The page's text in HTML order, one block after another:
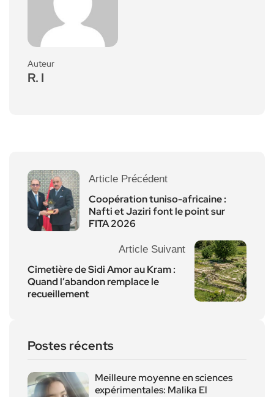
Auteur
R. I
Article Précédent
Coopération tuniso-africaine :
Nafti et Jaziri font le point sur
FITA 2026
Article Suivant
Cimetière de Sidi Amor au Kram :
Quand l’abandon remplace le
recueillement
Postes récents
Meilleure moyenne en sciences
expérimentales: Malika El